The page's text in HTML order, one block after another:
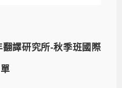
翻譯研究所-秋季班國際